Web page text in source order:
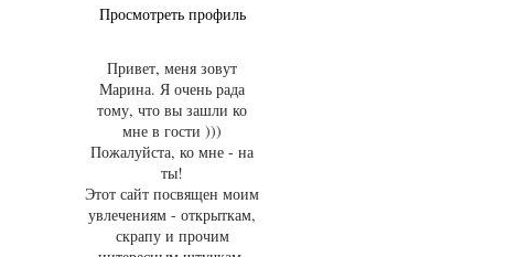
Просмотреть профиль
Привет, меня зовут
Марина. Я очень рада
тому, что вы зашли ко
мне в гости )))
Пожалуйста, ко мне - на
ты!
Этот сайт посвящен моим
увлечениям - открыткам,
скрапу и прочим